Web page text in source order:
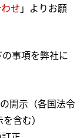
せ 」よりお願
事項を弊社に
の開示（各国法令
含む）